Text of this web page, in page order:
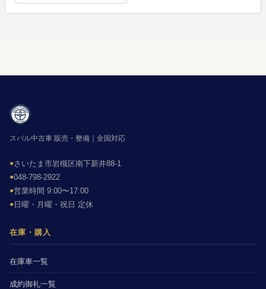
スバル中古車 販売・整備｜全国対応
●さいたま市岩槻区南下新井88-1
●048-798-2922
●営業時間 9:00〜17:00
●日曜・月曜・祝日 定休
在庫・購入
在庫車一覧
成約御礼一覧